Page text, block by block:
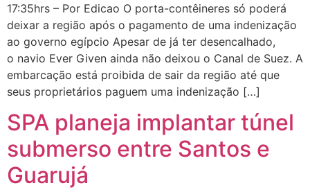
17:35hrs – Por Edicao O porta-contêineres só poderá
deixar a região após o pagamento de uma indenização
ao governo egípcio Apesar de já ter desencalhado,
o navio Ever Given ainda não deixou o Canal de Suez. A
embarcação está proibida de sair da região até que
seus proprietários paguem uma indenização […]
SPA planeja implantar túnel
submerso entre Santos e
Guarujá